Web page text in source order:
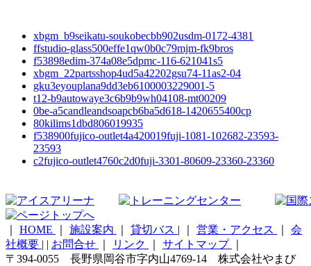
xbgm_b9seikatu-soukobecbb902usdm-0172-4381
ffstudio-glass500effe1qw0b0c79mjm-fk9bros
f53898edim-374a08e5dpmc-116-621041s5
xbgm_22partsshop4ud5a42202gsu74-11as2-04
gku3eyouplana9dd3eb6100003229001-5
t12-b9autowaye3c6b9b9wh04108-mt00209
0be-a5candleandsoapcb6ba5d618-1420655400cp
80kilims1dbd806019935
f538900fujico-outlet4a420019fuji-1081-102682-23593-
23593
c2fujico-outlet4760c2d0fuji-3301-80609-23360-23360
HOME 施設案内 貸切バス | 営業・アクセス
会
社概要 | | お問合せ リンク サイトマップ
〒394-0055 長野県岡谷市字内山4769-14 株式会社やまび